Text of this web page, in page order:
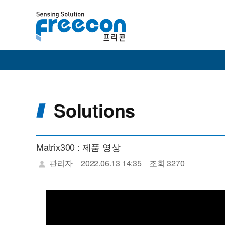
Solutions
Matrix300 : 제품 영상
관리자 2022.06.13 14:35 조회 3270